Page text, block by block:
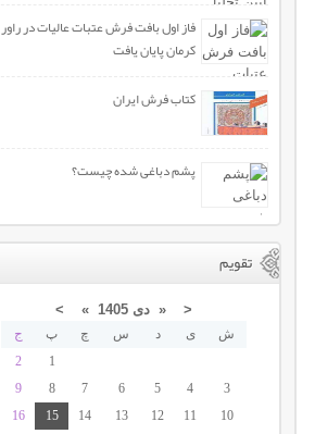
فاز اول بافت فرش عتبات عالیات در راور
کرمان پایان یافت
کتاب فرش ایران
پشم دباغی شده چیست؟
تقویم
<
« دی 1405 »
>
ش ی د س چ پ
ج
1
2
3
4
5
6
7
8
9
10
11
12
13
14
15
16